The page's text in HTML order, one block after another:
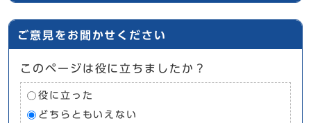
ご意見をお聞かせください
このページは役に立ちましたか？
役に立った
どちらともいえない